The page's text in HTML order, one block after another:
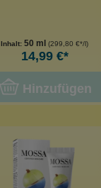
Inhalt: 50 ml (299,80 €*/l)
14,99 €*
Hinzufügen